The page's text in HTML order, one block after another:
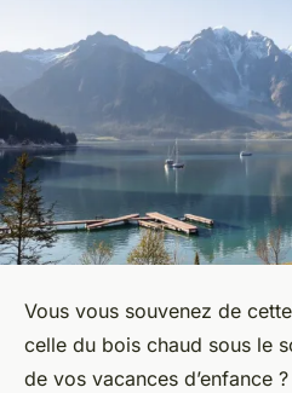
Vous vous souvenez de
celle du bois chaud sous le
de vos vacances d’enfance